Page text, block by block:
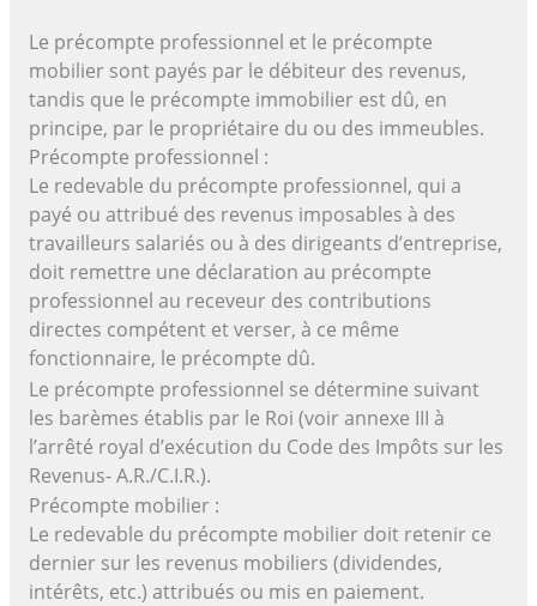
Le précompte professionnel et le précompte
mobilier sont payés par le débiteur des revenus,
tandis que le précompte immobilier est dû, en
principe, par le propriétaire du ou des immeubles.
Précompte professionnel :
Le redevable du précompte professionnel, qui a
payé ou attribué des revenus imposables à des
travailleurs salariés ou à des dirigeants d’entreprise,
doit remettre une déclaration au précompte
professionnel au receveur des contributions
directes compétent et verser, à ce même
fonctionnaire, le précompte dû.
Le précompte professionnel se détermine suivant
les barèmes établis par le Roi (voir annexe III à
l’arrêté royal d’exécution du Code des Impôts sur les
Revenus- A.R./C.I.R.).
Précompte mobilier :
Le redevable du précompte mobilier doit retenir ce
dernier sur les revenus mobiliers (dividendes,
intérêts, etc.) attribués ou mis en paiement.